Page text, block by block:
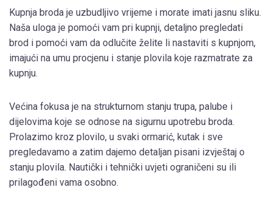
Kupnja broda je uzbudljivo vrijeme i morate imati jasnu sliku.
Naša uloga je pomoći vam pri kupnji, detaljno pregledati
brod i pomoći vam da odlučite želite li nastaviti s kupnjom,
imajući na umu procjenu i stanje plovila koje razmatrate za
kupnju.
Većina fokusa je na strukturnom stanju trupa, palube i
dijelovima koje se odnose na sigurnu upotrebu broda.
Prolazimo kroz plovilo, u svaki ormarić, kutak i sve
pregledavamo a zatim dajemo detaljan pisani izvještaj o
stanju plovila. Nautički i tehnički uvjeti ograničeni su ili
prilagođeni vama osobno.